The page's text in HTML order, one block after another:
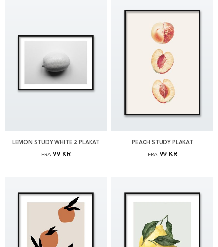
LEMON STUDY WHITE 2 PLAKAT
FRA 99 KR
PEACH STUDY PLAKAT
FRA 99 KR